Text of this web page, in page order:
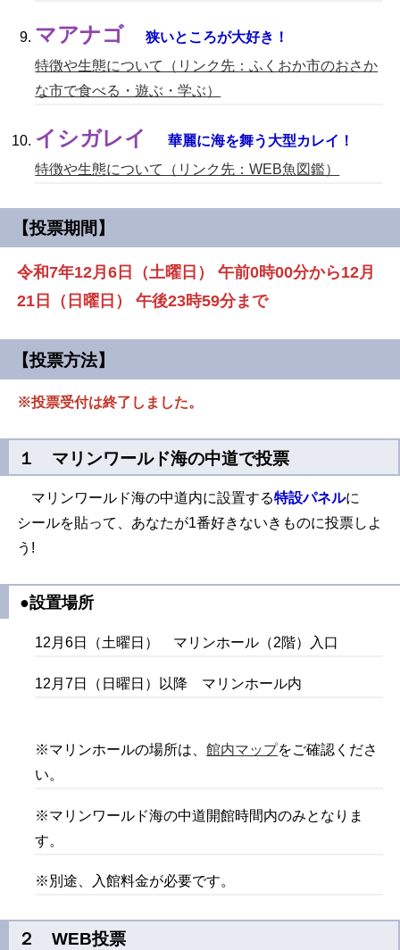
マアナゴ狭いところが大好き！
特徴や生態について（リンク先：ふくおか市のおさか
な市で食べる・遊ぶ・学ぶ）
イシガレイ華麗に海を舞う大型カレイ！
特徴や生態について（リンク先：WEB魚図鑑）
【投票期間】
令和7年12月6日（土曜日） 午前0時00分から12月
21日（日曜日） 午後23時59分まで
【投票方法】
※投票受付は終了しました。
１ マリンワールド海の中道で投票
マリンワールド海の中道内に設置する特設パネルに
シールを貼って、あなたが1番好きないきものに投票しよ
う!
●設置場所
12月6日（土曜日） マリンホール（2階）入口
12月7日（日曜日）以降 マリンホール内
※マリンホールの場所は、館内マップをご確認くださ
い。
※マリンワールド海の中道開館時間内のみとなりま
す。
※別途、入館料金が必要です。
２ WEB投票